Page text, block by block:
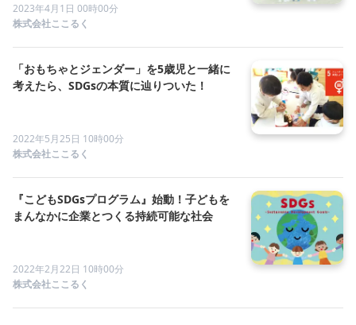
2023年4月1日 00時00分
株式会社ここるく
「おもちゃとジェンダー」を5歳児と一緒に
考えたら、SDGsの本質に辿りついた！
2022年5月25日 10時00分
株式会社ここるく
『こどもSDGsプログラム』始動！子どもを
まんなかに企業とつくる持続可能な社会
2022年2月22日 10時00分
株式会社ここるく